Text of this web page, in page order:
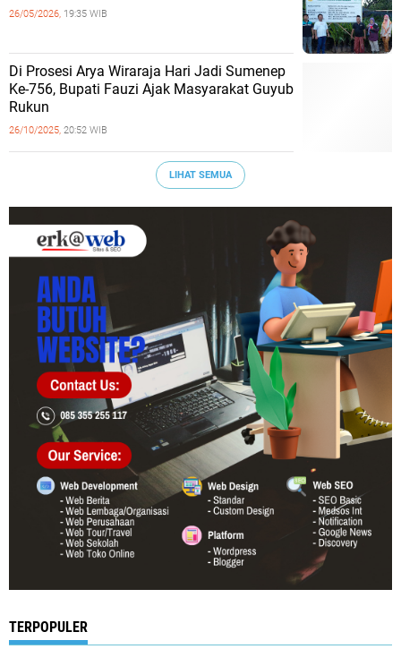
26/05/2026, 19:35 WIB
Di Prosesi Arya Wiraraja Hari Jadi Sumenep
Ke-756, Bupati Fauzi Ajak Masyarakat Guyub
Rukun
26/10/2025, 20:52 WIB
LIHAT SEMUA
TERPOPULER